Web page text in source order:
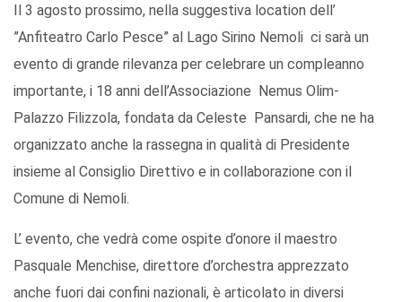
Il 3 agosto prossimo, nella suggestiva location dell’
”Anfiteatro Carlo Pesce” al Lago Sirino Nemoli ci sarà un
evento di grande rilevanza per celebrare un compleanno
importante, i 18 anni dell’Associazione Nemus Olim-
Palazzo Filizzola, fondata da Celeste Pansardi, che ne ha
organizzato anche la rassegna in qualità di Presidente
insieme al Consiglio Direttivo e in collaborazione con il
Comune di Nemoli.
L’ evento, che vedrà come ospite d’onore il maestro
Pasquale Menchise, direttore d’orchestra apprezzato
anche fuori dai confini nazionali, è articolato in diversi